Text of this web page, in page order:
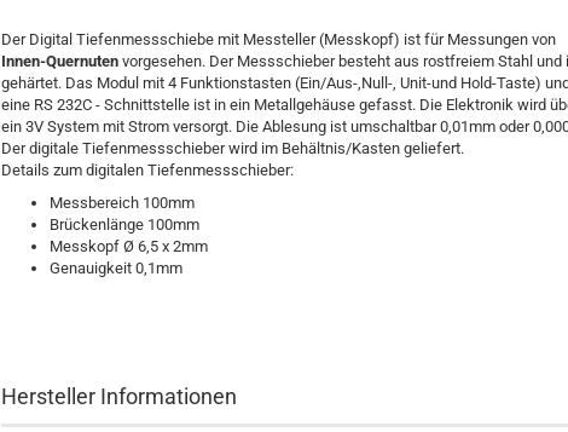
Der Digital Tiefenmessschiebe mit Messteller (Messkopf) ist für Messungen von
Innen-Quernuten vorgesehen. Der Messschieber besteht aus rostfreiem Stahl und
gehärtet. Das Modul mit 4 Funktionstasten (Ein/Aus-,Null-, Unit-und Hold-Taste)
eine RS 232C - Schnittstelle ist in ein Metallgehäuse gefasst. Die Elektronik wird
ein 3V System mit Strom versorgt. Die Ablesung ist umschaltbar 0,01mm oder
Der digitale Tiefenmessschieber wird im Behältnis/Kasten geliefert.
Details zum digitalen Tiefenmessschieber:
Messbereich 100mm
Brückenlänge 100mm
Messkopf Ø 6,5 x 2mm
Genauigkeit 0,1mm
Hersteller Informationen